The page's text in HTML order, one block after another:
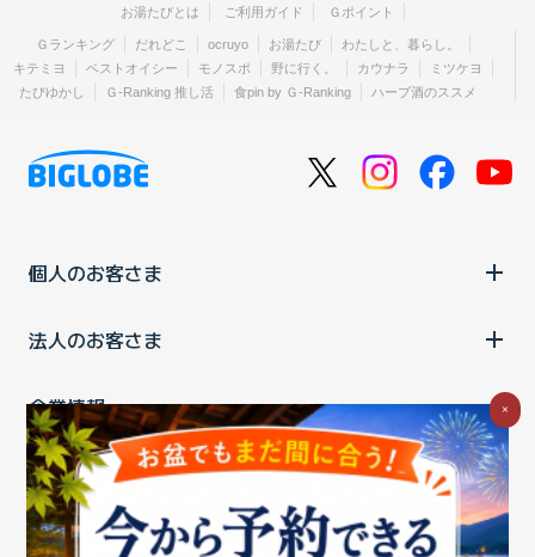
お湯たびとは ご利用ガイド Ｇポイント
Ｇランキング だれどこ ocruyo お湯たび
わたしと、暮らし。
キテミヨ
ベストオイシー モノスポ 野に行く。 カウナラ
ミツケヨ
たびゆかし
Ｇ-Ranking 推し活 食pin by Ｇ-Ranking ハーブ酒のススメ
個人のお客さま
法人のお客さま
企業情報
ご利用中の方
お問い合わせ消費税の表示 ウェブアクセシビリティの取り組み
×